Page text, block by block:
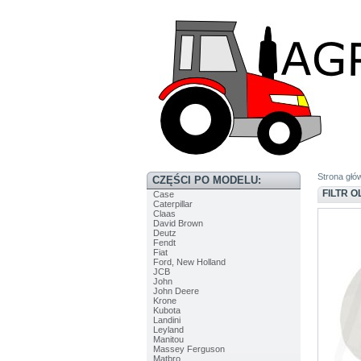
CZĘŚCI PO MODELU:
Case
Caterpillar
Claas
David Brown
Deutz
Fendt
Fiat
Ford, New Holland
JCB
John
John Deere
Krone
Kubota
Landini
Leyland
Manitou
Massey Ferguson
Matbro
Strona
FILTR